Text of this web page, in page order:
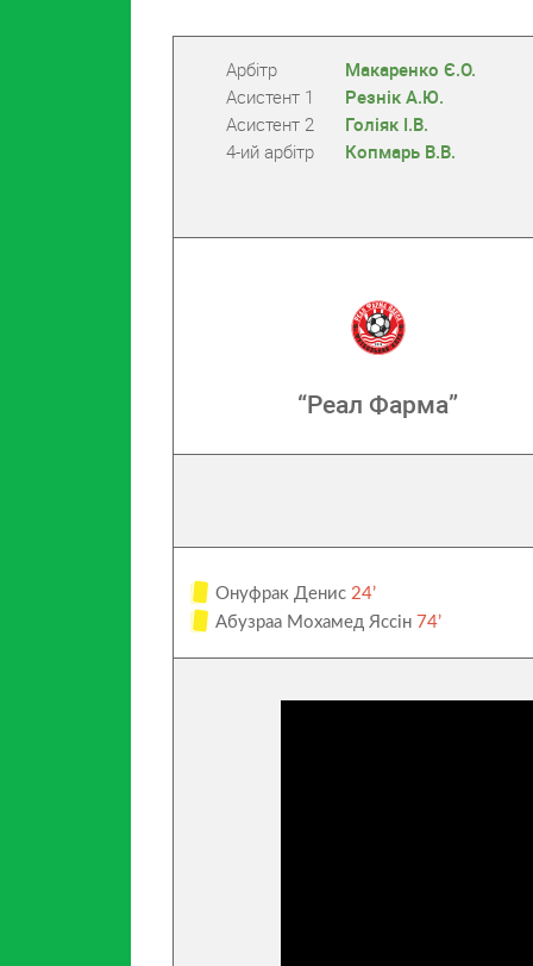
Арбітр
Макаренко Є.О.
Асистент 1
Резнік А.Ю.
Асистент 2
Голіяк І.В.
4-ий арбітр
Копмарь В.В.
“Реал Фарма”
Онуфрак Денис 24’
Абузраа Мохамед Яссін 74’